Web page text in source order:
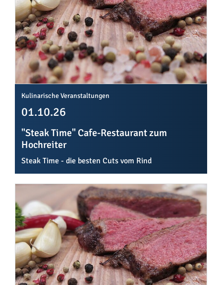
Kulinarische Veranstaltungen
01.10.26
"Steak Time" Cafe-Restaurant zum
Hochreiter
Steak Time - die besten Cuts vom Rind